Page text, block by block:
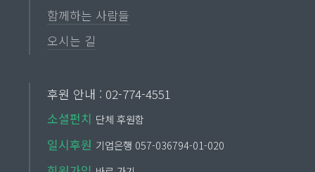
함께하는 사람들
오시는 길
후원 안내 : 02-774-4551
소셜펀치 단체 후원함
일시후원 기업은행 057-036794-01-020